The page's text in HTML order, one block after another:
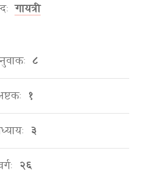
गायत्री
८
१
३
२६